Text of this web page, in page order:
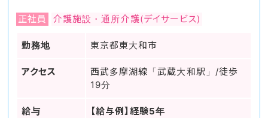
正社員 介護施設・通所介護(デイサービス)
勤務地 東京都東大和市
アクセス
西武多摩湖線「武蔵大和駅」/徒歩
19分
給与
【給与例】経験5年